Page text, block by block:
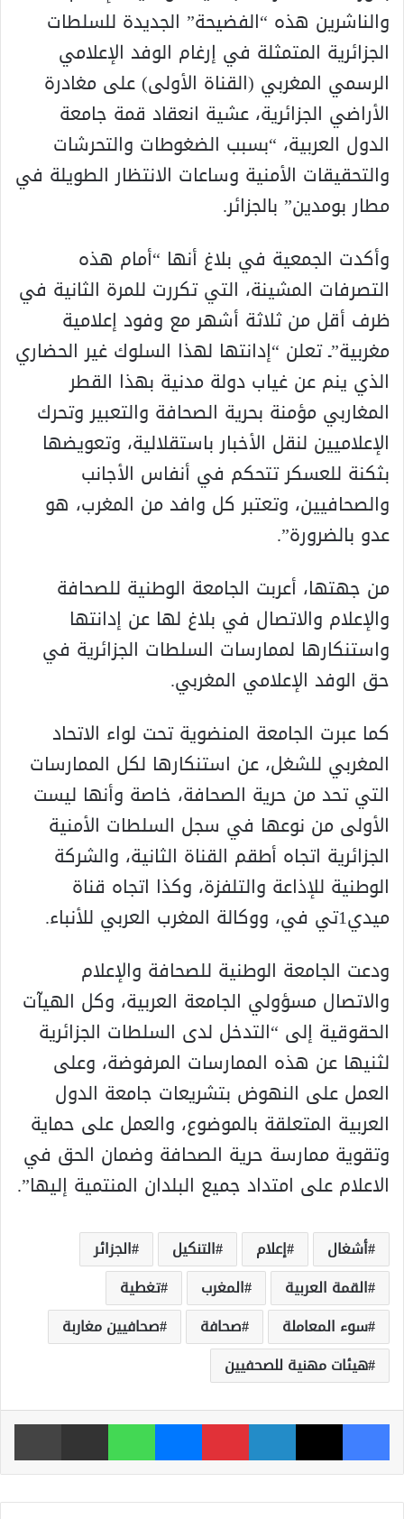
والناشرين هذه “الفضيحة” الجديدة للسلطات
الجزائرية المتمثلة في إرغام الوفد الإعلامي
الرسمي المغربي (القناة الأولى) على مغادرة
الأراضي الجزائرية، عشية انعقاد قمة جامعة
الدول العربية، “بسبب الضغوطات والتحرشات
والتحقيقات الأمنية وساعات الانتظار الطويلة في
مطار بومدين” بالجزائر.
وأكدت الجمعية في بلاغ أنها “أمام هذه
التصرفات المشينة، التي تكررت للمرة الثانية في
ظرف أقل من ثلاثة أشهر مع وفود إعلامية
مغربية”ـ تعلن “إدانتها لهذا السلوك غير الحضاري
الذي ينم عن غياب دولة مدنية بهذا القطر
المغاربي مؤمنة بحرية الصحافة والتعبير وتحرك
الإعلاميين لنقل الأخبار باستقلالية، وتعويضها
بثكنة للعسكر تتحكم في أنفاس الأجانب
والصحافيين، وتعتبر كل وافد من المغرب، هو
عدو بالضرورة”.
من جهتها، أعربت الجامعة الوطنية للصحافة
والإعلام والاتصال في بلاغ لها عن إدانتها
واستنكارها لممارسات السلطات الجزائرية في
حق الوفد الإعلامي المغربي.
كما عبرت الجامعة المنضوية تحت لواء الاتحاد
المغربي للشغل، عن استنكارها لكل الممارسات
التي تحد من حرية الصحافة، خاصة وأنها ليست
الأولى من نوعها في سجل السلطات الأمنية
الجزائرية اتجاه أطقم القناة الثانية، والشركة
الوطنية للإذاعة والتلفزة، وكذا اتجاه قناة
ميدي1تي في، ووكالة المغرب العربي للأنباء.
ودعت الجامعة الوطنية للصحافة والإعلام
والاتصال مسؤولي الجامعة العربية، وكل الهيآت
الحقوقية إلى “التدخل لدى السلطات الجزائرية
لثنيها عن هذه الممارسات المرفوضة، وعلى
العمل على النهوض بتشريعات جامعة الدول
العربية المتعلقة بالموضوع، والعمل على حماية
وتقوية ممارسة حرية الصحافة وضمان الحق في
الاعلام على امتداد جميع البلدان المنتمية إليها”.
أشغال إعلام التنكيل
الجزائر
القمة العربية
المغرب
تغطية
سوء المعاملة
صحافة
صحافيين مغاربة
هيئات مهنية للصحفيين
فيسبوك ‫X لينكدإن بينتيريست ماسنجر واتساب مشاركة عبر البريد